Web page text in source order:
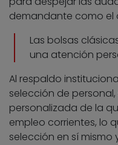
demandante como el
Las bolsas
una atención
Al respaldo
selección de
personalizada de la
empleo corrientes, lo
selección en sí